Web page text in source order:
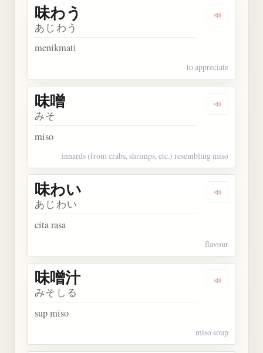
Dengarkan
味わう
あじわう
menikmati
to appreciate
Dengarkan
味噌
みそ
miso
innards (from crabs, shrimps, etc.) resembling miso
Dengarkan
味わい
あじわい
cita rasa
flavour
Dengarkan
味噌汁
みそしる
sup miso
miso soup